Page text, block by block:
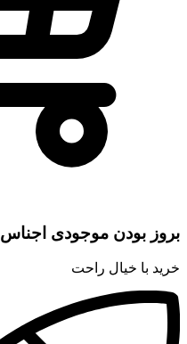
بروز بودن موجودی اجناس
خرید با خیال راحت